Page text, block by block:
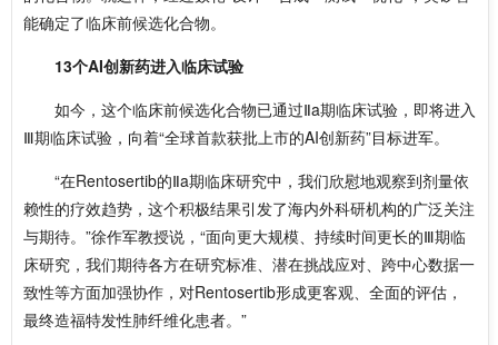
能确定了临床前候选化合物。
13个AI创新药进入临床试验
如今，这个临床前候选化合物已通过Ⅱa期临床试验，即将进入‌
Ⅲ期临床试验，向着“全球首款获批上市的AI创新药”目标进军。
“在Rentosertib的Ⅱa期临床研究中，我们欣慰地观察到剂量依
赖性的疗效趋势，这个积极结果引发了海内外科研机构的广泛关注
与期待。”徐作军教授说，“面向更大规模、持续时间更长的‌Ⅲ期临
床研究，我们期待各方在研究标准、潜在挑战应对、跨中心数据一
致性等方面加强协作，对Rentosertib形成更客观、全面的评估，
最终造福特发性肺纤维化患者。”